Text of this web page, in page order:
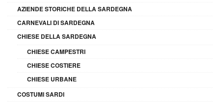
AZIENDE STORICHE DELLA SARDEGNA
CARNEVALI DI SARDEGNA
CHIESE DELLA SARDEGNA
CHIESE CAMPESTRI
CHIESE COSTIERE
CHIESE URBANE
COSTUMI SARDI